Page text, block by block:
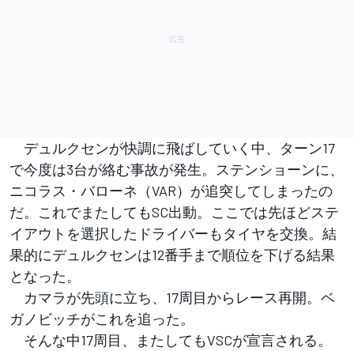
デュルクセンが快調に飛ばしていく中、ターン17
で今度は3台が絡む事故が発生。ステンショーンに、
ニコラス・バローネ（VAR）が追突してしまったの
だ。これでまたしてもSC出動。ここでは先ほどステ
イアウトを選択したドライバーもタイヤを交換。結
果的にデュルクセンは12番手まで順位を下げる結果
となった。
カマラが先頭に立ち、17周目からレース再開。ベ
ガノビッチがこれを追った。
そんな中17周目、またしてもVSCが宣言される。